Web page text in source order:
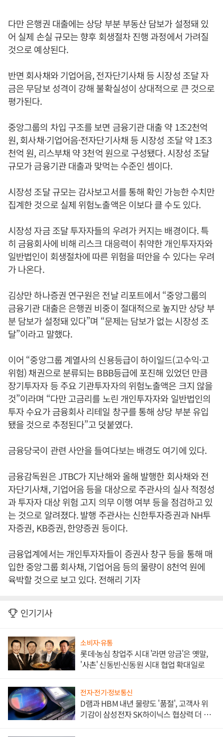
다만 은행권 대출에는 상당 부분 부동산 담보가 설정돼 있
어 실제 손실 규모는 향후 회생절차 진행 과정에서 가려질
것으로 예상된다.
반면 회사채와 기업어음, 전자단기사채 등 시장성 조달 자
금은 무담보 성격이 강해 불확실성이 상대적으로 큰 것으로
평가된다.
중앙그룹의 차입 구조를 보면 금융기관 대출 약 1조2천억
원, 회사채·기업어음·전자단기사채 등 시장성 조달 약 1조3
천억 원, 리스부채 약 3천억 원으로 구성됐다. 시장성 조달
규모가 금융기관 대출과 맞먹는 수준인 셈이다.
시장성 조달 규모는 감사보고서를 통해 확인 가능한 수치만
집계한 것으로 실제 위험노출액은 이보다 클 수도 있다.
시장성 자금 조달 투자자들의 우려가 커지는 배경이다. 특
히 금융회사에 비해 리스크 대응력이 취약한 개인투자자와
일반법인이 회생절차에 따른 위험을 떠안을 수 있다는 우려
가 나온다.
김상만 하나증권 연구원은 전날 리포트에서 “중앙그룹의
금융기관 대출은 은행권 비중이 절대적으로 높지만 상당 부
분 담보가 설정돼 있다”며 “문제는 담보가 없는 시장성 조
달”이라고 말했다.
이어 “중앙그룹 계열사의 신용등급이 하이일드(고수익·고
위험) 채권으로 분류되는 BBB등급에 포진해 있었던 만큼
장기투자자 등 주요 기관투자자의 위험노출액은 크지 않을
것”이라며 “다만 고금리를 노린 개인투자자와 일반법인의
투자 수요가 금융회사 리테일 창구를 통해 상당 부분 유입
됐을 것으로 추정된다”고 덧붙였다.
금융당국이 관련 사안을 들여다보는 배경도 여기에 있다.
금융감독원은 JTBC가 지난해와 올해 발행한 회사채와 전
자단기사채, 기업어음 등을 대상으로 주관사의 실사 적정성
과 투자자 대상 위험 고지 의무 이행 여부 등을 점검하고 있
는 것으로 알려졌다. 발행 주관사는 신한투자증권과 NH투
자증권, KB증권, 한양증권 등이다.
금융업계에서는 개인투자자들이 증권사 창구 등을 통해 매
입한 중앙그룹 회사채, 기업어음 등의 물량이 8천억 원에
육박할 것으로 보고 있다. 전해리 기자
인기기사
소비자·유통
롯데·농심 창업주 시대 '라면 앙금'은 옛말,
'사촌' 신동빈·신동원 시대 협업 확대일로
전자·전기·정보통신
D램과 HBM 내년 물량도 '품절', 고객사 위
기감이 삼성전자 SK하이닉스 협상력 더 키